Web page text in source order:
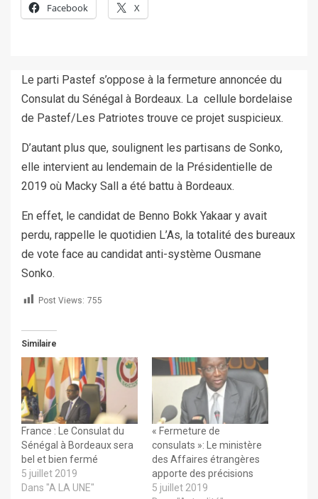
Facebook X
Le parti Pastef s’oppose à la fermeture annoncée du
Consulat du Sénégal à Bordeaux. La cellule bordelaise
de Pastef/Les Patriotes trouve ce projet suspicieux.
D’autant plus que, soulignent les partisans de Sonko,
elle intervient au lendemain de la Présidentielle de
2019 où Macky Sall a été battu à Bordeaux.
En effet, le candidat de Benno Bokk Yakaar y avait
perdu, rappelle le quotidien L’As, la totalité des bureaux
de vote face au candidat anti-système Ousmane
Sonko.
Post Views: 755
Similaire
France : Le Consulat du
Sénégal à Bordeaux sera
bel et bien fermé
5 juillet 2019
Dans "A LA UNE"
« Fermeture de
consulats »: Le ministère
des Affaires étrangères
apporte des précisions
5 juillet 2019